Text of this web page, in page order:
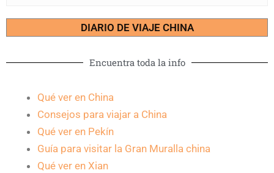
DIARIO DE VIAJE CHINA
Encuentra toda la info
Qué ver en China
Consejos para viajar a China
Qué ver en Pekín
Guía para visitar la Gran Muralla china
Qué ver en Xian